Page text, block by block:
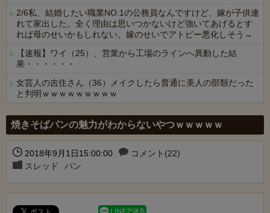
2/6私、結婚したい職業NO.1の公務員なんですけど、嫁が子供連
れて家出した。全く理由は思いつかないけど強いてあげるとす
れば母のせいかもしれない。嫁のせいでアトピー悪化しそう→
【速報】ワイ（25）、営業から工場のラインへ異動した結
果・・・・・・
女芸人の吉住さん（36）メイクしたら普通に美人の部類だった
と判明ｗｗｗｗｗｗｗｗｗ
焼きそばパンの魅力がわからないやつｗｗｗｗｗ
2018年9月1日15:00:00
コメント(22)
スレッド
パン